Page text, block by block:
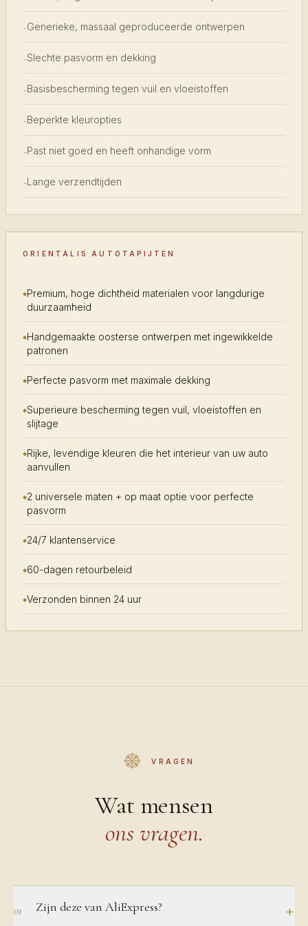
-Generieke, massaal geproduceerde ontwerpen
-Slechte pasvorm en dekking
-Basisbescherming tegen vuil en vloeistoffen
-Beperkte kleuropties
-Past niet goed en heeft onhandige vorm
-Lange verzendtijden
ORIENTALIS AUTOTAPIJTEN
Premium, hoge dichtheid materialen voor langdurige
duurzaamheid
Handgemaakte oosterse ontwerpen met ingewikkelde
patronen
Perfecte pasvorm met maximale dekking
Superieure bescherming tegen vuil, vloeistoffen en
slijtage
Rijke, levendige kleuren die het interieur van uw auto
aanvullen
2 universele maten + op maat optie voor perfecte
pasvorm
24/7 klantenservice
60-dagen retourbeleid
Verzonden binnen 24 uur
VRAGEN
Wat mensen
ons vragen.
01 Zijn deze van AliExpress? +